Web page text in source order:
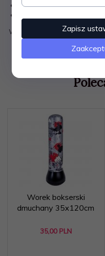
Worek bokserski
Wymiary opakowania : 25 x
Worek bokserski
dmuchany 35x120cm
35,00 PLN
Zapisz